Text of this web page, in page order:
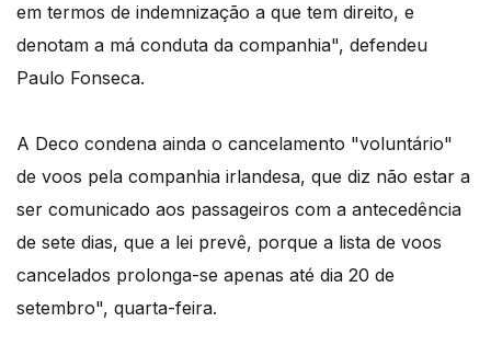
em termos de indemnização a que tem direito, e
denotam a má conduta da companhia", defendeu
Paulo Fonseca.
A Deco condena ainda o cancelamento "voluntário"
de voos pela companhia irlandesa, que diz não estar a
ser comunicado aos passageiros com a antecedência
de sete dias, que a lei prevê, porque a lista de voos
cancelados prolonga-se apenas até dia 20 de
setembro", quarta-feira.